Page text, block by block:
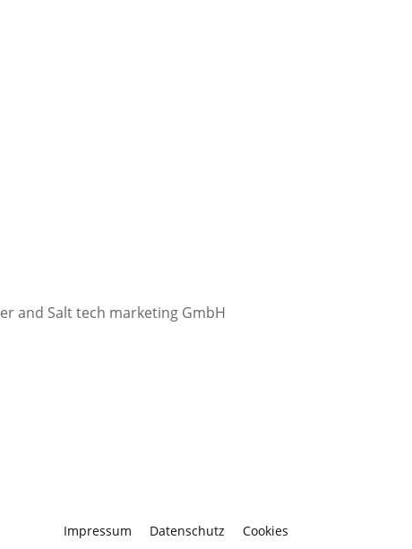
and Salt tech marketing GmbH
Impressum Datenschutz Cookies